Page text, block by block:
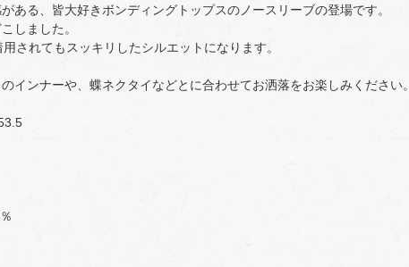
ある、皆大好きボンディングトップスのノースリーブの登場です。
しました。
されてもスッキリしたシルエットになります。
インナーや、蝶ネクタイなどとに合わせてお洒落をお楽しみください。